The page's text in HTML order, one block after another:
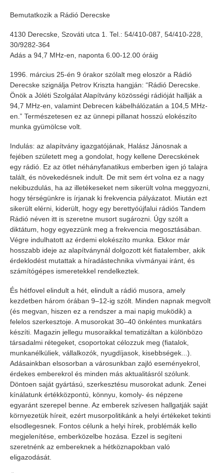
Bemutatkozik a Rádió Derecske
4130 Derecske, Szováti utca 1. Tel.: 54/410-087, 54/410-228,
30/9282-364
Adás a 94,7 MHz-en, naponta 6.00-12.00 óráig
1996. március 25-én 9 órakor szólalt meg eloször a Rádió
Derecske szignálja Petrov Kriszta hangján: “Rádió Derecske.
Önök a Jóléti Szolgálat Alapítvány közösségi rádióját hallják a
94,7 MHz-en, valamint Debrecen kábelhálózatán a 104,5 MHz-
en.” Természetesen ez az ünnepi pillanat hosszú elokészíto
munka gyümölcse volt.
Indulás: az alapítvány igazgatójának, Halász Jánosnak a
fejében született meg a gondolat, hogy kellene Derecskének
egy rádió. Ez az ötlet néhányfanatikus emberben igen jó talajra
talált, és növekedésnek indult. De mit sem ért volna ez a nagy
nekibuzdulás, ha az illetékeseket nem sikerült volna meggyozni,
hogy térségünkre is írjanak ki frekvencia pályázatot. Miután ezt
sikerült elérni, kiderült, hogy egy berettyóújfalui rádiós Tandem
Rádió néven itt is szeretne musort sugározni. Úgy szólt a
diktátum, hogy egyezzünk meg a frekvencia megosztásában.
Végre indulhatott az érdemi elokészíto munka. Ekkor már
hosszabb ideje az alapítványnál dolgozott két fiatalember, akik
érdeklodést mutattak a híradástechnika vívmányai iránt, és
számítógépes ismeretekkel rendelkeztek.
És hétfovel elindult a hét, elindult a rádió musora, amely
kezdetben három órában 9–12-ig szólt. Minden napnak megvolt
(és megvan, hiszen ez a rendszer a mai napig muködik) a
felelos szerkesztoje. A musorokat 30–40 önkéntes munkatárs
készíti. Magazin jellegu musoraikkal tematizáltan a különbözo
társadalmi rétegeket, csoportokat célozzuk meg (fiatalok,
munkanélküliek, vállalkozók, nyugdíjasok, kisebbségek...).
Adásainkban elsosorban a városunkban zajló eseményekrol,
érdekes emberekrol és minden más aktualitásról szólunk.
Döntoen saját gyártású, szerkesztésu musorokat adunk. Zenei
kínálatunk értékközpontú, könnyu, komoly- és népzene
egyaránt szerepel benne. Az emberek szívesen hallgatják saját
környezetük híreit, ezért musorpolitikánk a helyi értékeket tekinti
elsodlegesnek. Fontos célunk a helyi hírek, problémák kello
megjelenítése, emberközelbe hozása. Ezzel is segíteni
szeretnénk az embereknek a hétköznapokban való
eligazodását.